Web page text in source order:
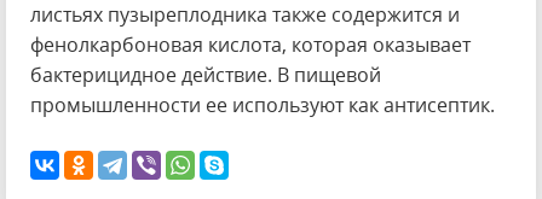
листьях пузыреплодника также содержится и
фенолкарбоновая кислота, которая оказывает
бактерицидное действие. В пищевой
промышленности ее используют как антисептик.